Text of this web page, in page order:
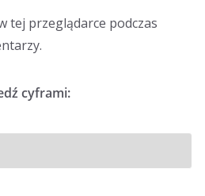
tej przeglądarce podczas
cyframi: